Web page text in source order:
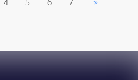
4 5 6 7 »